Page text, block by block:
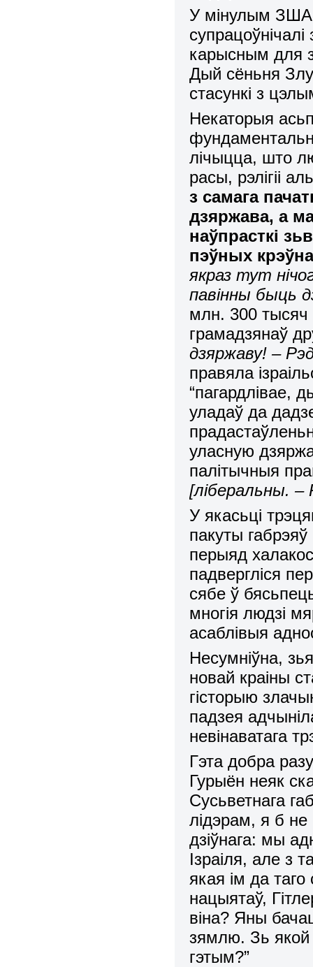
У мінулым ЗША
карысным для
Дый сёньня
стасункі з
Некаторыя
лічыцца, што
расы, рэлігіі
з самага
дзяржава, а
наўпрасткі
пэўных
якраз тут
павінны быць
млн. 300 тысяч
грамадзянаў
дзяржаву! –
правяла
“пагардлівае,
уладаў да
уласную
палітычныя
[ліберальны. –
У якасьці
пакуты
перыяд
падвергліся
сябе ў
многія людзі
асаблівыя
Несумніўна,
новай краіны
гісторыю
падзея
невінаватага
Гэта добра
Гурыён неяк
Сусьветнага
лідэрам, я б не
дзіўнага: мы
Ізраіля, але з
якая ім да
нацыятаў,
віна? Яны
зямлю. Зь якой
гэтым?”